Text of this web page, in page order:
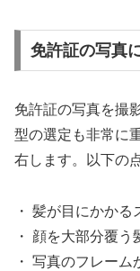
免許証の写真
免許証の写真を撮
型の選定も非常に
右します。以下の
・ 髪が目にかか
・ 顔を大部分覆う
・ 写真のフレー